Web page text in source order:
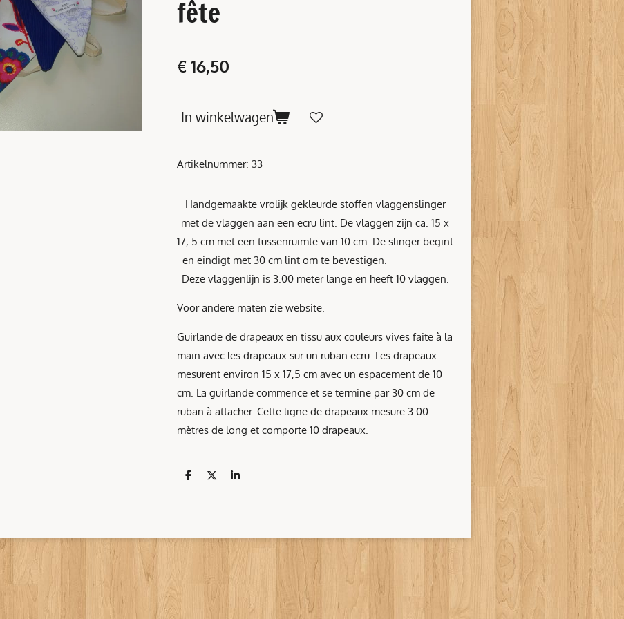
fête
€ 16,50
In winkelwagen
Artikelnummer: 33
Handgemaakte vrolijk gekleurde stoffen vlaggenslinger
met de vlaggen aan een ecru lint. De vlaggen zijn ca. 15 x
17, 5 cm met een tussenruimte van 10 cm. De slinger begint
en eindigt met 30 cm lint om te bevestigen.
Deze vlaggenlijn is 3.00 meter lange en heeft 10 vlaggen.
Voor andere maten zie website.
Guirlande de drapeaux en tissu aux couleurs vives faite à la
main avec les drapeaux sur un ruban ecru. Les drapeaux
mesurent environ 15 x 17,5 cm avec un espacement de 10
cm. La guirlande commence et se termine par 30 cm de
ruban à attacher. Cette ligne de drapeaux mesure 3.00
mètres de long et comporte 10 drapeaux.
D
D
S